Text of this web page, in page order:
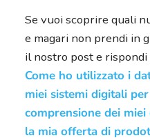
Se vuoi scoprire quali
e magari non prendi in
il nostro post e rispondi
Come ho utilizzato i
miei sistemi digitali
comprensione dei
la mia offerta di